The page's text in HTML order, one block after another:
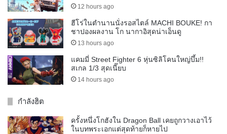
12 hours ago
ฮีโร่ในตำนานนั่งรอสไตล์ MACHI BOUKE! กา
ชาปองผลงาน โก นากาอิสุดน่าเอ็นดู
13 hours ago
แคมมี่ Street Fighter 6 หุ่นซิลิโคนใหญ่บึ้ม!!
สเกล 1/3 สุดเนี๊ยบ
14 hours ago
กำลังฮิต
ครั้งหนึ่งโกฮังใน Dragon Ball เคยถูกวางเอาไว้
ในบทพระเอกแต่สุดท้ายก็หายไป